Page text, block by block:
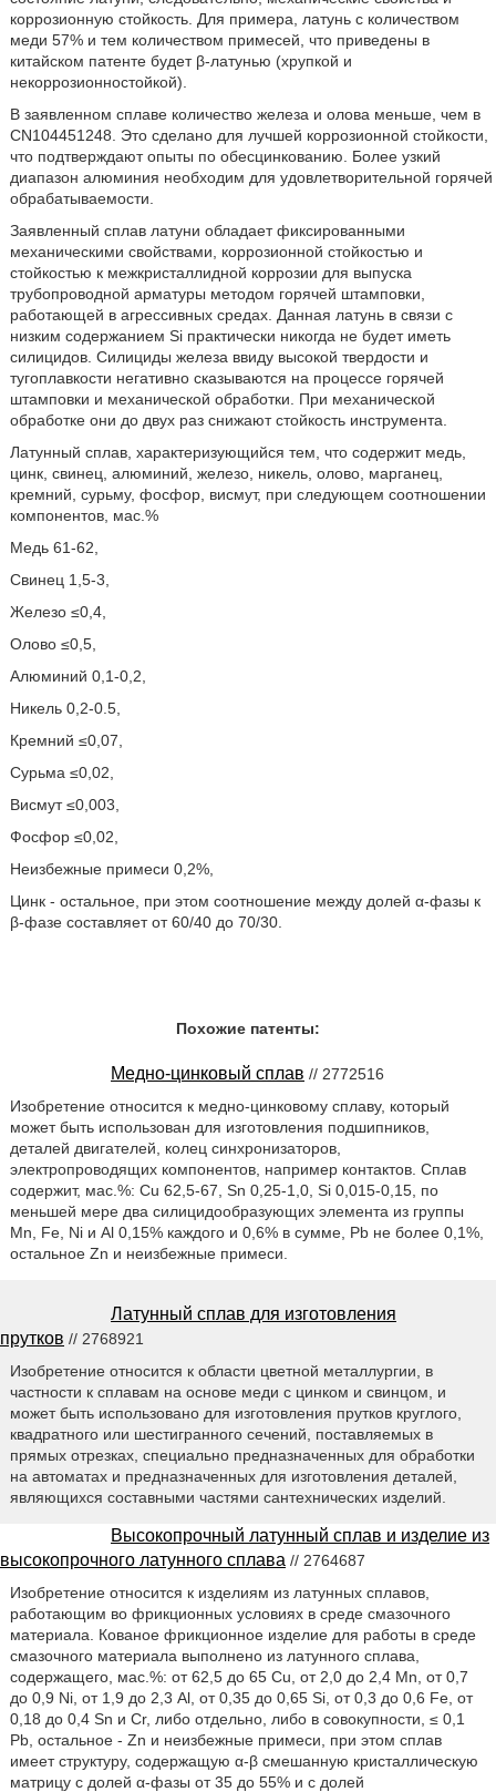
коррозионную стойкость. Для примера, латунь с количеством
меди 57% и тем количеством примесей, что приведены в
китайском патенте будет β-латунью (хрупкой и
некоррозионностойкой).
В заявленном сплаве количество железа и олова меньше, чем в
CN104451248. Это сделано для лучшей коррозионной стойкости,
что подтверждают опыты по обесцинкованию. Более узкий
диапазон алюминия необходим для удовлетворительной горячей
обрабатываемости.
Заявленный сплав латуни обладает фиксированными
механическими свойствами, коррозионной стойкостью и
стойкостью к межкристаллидной коррозии для выпуска
трубопроводной арматуры методом горячей штамповки,
работающей в агрессивных средах. Данная латунь в связи с
низким содержанием Si практически никогда не будет иметь
силицидов. Силициды железа ввиду высокой твердости и
тугоплавкости негативно сказываются на процессе горячей
штамповки и механической обработки. При механической
обработке они до двух раз снижают стойкость инструмента.
Латунный сплав, характеризующийся тем, что содержит медь,
цинк, свинец, алюминий, железо, никель, олово, марганец,
кремний, сурьму, фосфор, висмут, при следующем соотношении
компонентов, мас.%
Медь 61-62,
Свинец 1,5-3,
Железо ≤0,4,
Олово ≤0,5,
Алюминий 0,1-0,2,
Никель 0,2-0.5,
Кремний ≤0,07,
Сурьма ≤0,02,
Висмут ≤0,003,
Фосфор ≤0,02,
Неизбежные примеси 0,2%,
Цинк - остальное, при этом соотношение между долей α-фазы к
β-фазе составляет от 60/40 до 70/30.
Похожие патенты:
Медно-цинковый сплав // 2772516
Изобретение относится к медно-цинковому сплаву, который
может быть использован для изготовления подшипников,
деталей двигателей, колец синхронизаторов,
электропроводящих компонентов, например контактов. Сплав
содержит, мас.%: Cu 62,5-67, Sn 0,25-1,0, Si 0,015-0,15, по
меньшей мере два силицидообразующих элемента из группы
Mn, Fe, Ni и Al 0,15% каждого и 0,6% в сумме, Pb не более 0,1%,
остальное Zn и неизбежные примеси.
Латунный сплав для изготовления
прутков // 2768921
Изобретение относится к области цветной металлургии, в
частности к сплавам на основе меди с цинком и свинцом, и
может быть использовано для изготовления прутков круглого,
квадратного или шестигранного сечений, поставляемых в
прямых отрезках, специально предназначенных для обработки
на автоматах и предназначенных для изготовления деталей,
являющихся составными частями сантехнических изделий.
Высокопрочный латунный сплав и изделие из
высокопрочного латунного сплава // 2764687
Изобретение относится к изделиям из латунных сплавов,
работающим во фрикционных условиях в среде смазочного
материала. Кованое фрикционное изделие для работы в среде
смазочного материала выполнено из латунного сплава,
содержащего, мас.%: от 62,5 до 65 Cu, от 2,0 до 2,4 Mn, от 0,7
до 0,9 Ni, от 1,9 до 2,3 Al, от 0,35 до 0,65 Si, от 0,3 до 0,6 Fe, от
0,18 до 0,4 Sn и Cr, либо отдельно, либо в совокупности, ≤ 0,1
Pb, остальное - Zn и неизбежные примеси, при этом сплав
имеет структуру, содержащую α-β смешанную кристаллическую
матрицу с долей α-фазы от 35 до 55% и с долей